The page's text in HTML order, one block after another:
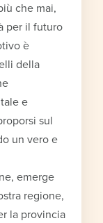
che mai,
per il futuro
è
della
e
sul
un vero e
emerge
regione,
la provincia